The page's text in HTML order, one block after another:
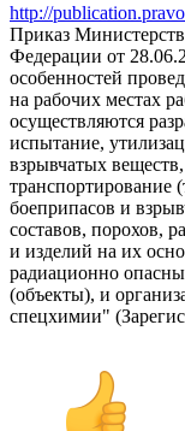
http://
Приказ
Федерации от
особенностей
на рабочих местах
осуществляются
испытание,
взрывчатых
транспортирование
боеприпасов и
составов, порохов,
и изделий на их
радиационно
(объекты), и
спецхимии"